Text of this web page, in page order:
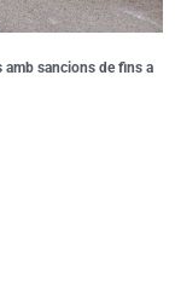
amb sancions de fins a